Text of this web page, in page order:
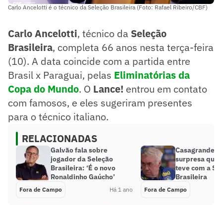
Carlo Ancelotti é o técnico da Seleção Brasileira (Foto: Rafael Ribeiro/CBF)
Carlo Ancelotti, técnico da Seleção
Brasileira, completa 66 anos nesta terça-feira
(10). A data coincide com a partida entre
Brasil x Paraguai, pelas Eliminatórias da
Copa do Mundo. O Lance! entrou em contato
com famosos, e eles sugeriram presentes
para o técnico italiano.
RELACIONADAS
Galvão fala sobre
jogador da Seleção
Brasileira: ‘É o novo
Ronaldinho Gaúcho’
Fora de Campo Há 1 ano
Casagrande
surpresa que
teve com a
Brasileira
Fora de Campo